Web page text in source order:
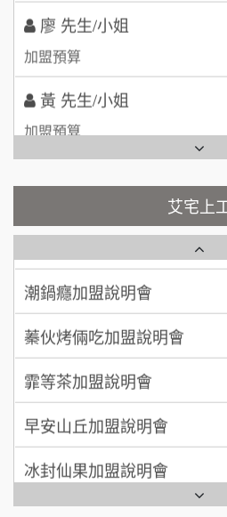
10 TEA TOP台灣第一味
廖 先生/小姐
加盟預算
黃 先生/小姐
加盟預算
林 先生/小姐
加盟預算
吳 先生/小姐
加盟預算
周 先生/小姐
加盟預算
徐 先生/小姐
加盟預算
何 先生/小姐
加盟預算
艾宅上
日十。早午食加盟說明會
拾鑶火鍋加盟說明會
全家加盟說明會
彭富貴加盟說明會
NU PASTA義大利麵加盟說
潮鍋癮加盟說明會
蓁伙烤倆吃加盟說明會
霏等茶加盟說明會
早安山丘加盟說明會
冰封仙果加盟說明會
Ramble Café 漫步藍咖啡加
藍象廷泰式火鍋加盟說明會
日十。早午食加盟說明會
上宇林加盟說明會
莫尼早餐Morni加盟說明會
手作功夫茶加盟說明會
SHARE TEA歇腳亭加盟說
潮味決-湯滷專門店加盟說明會